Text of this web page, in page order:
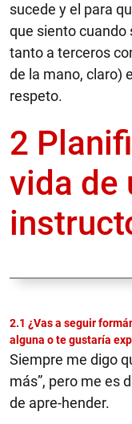
sucede y el para
que siento cuando
tanto a terceros
de la mano, claro)
respeto.
2
vida de
2.1 ¿Vas a seguir
alguna o te gustaría
Siempre me digo
más”, pero me es
de apre-hender.